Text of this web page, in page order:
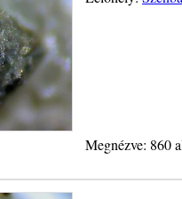
Megnézve: 860